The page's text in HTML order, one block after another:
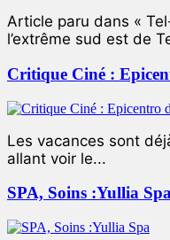
Article paru dans «
l’extrême sud est de
Critique Ciné :
Les vacances sont
allant voir le...
SPA, Soins :Yullia